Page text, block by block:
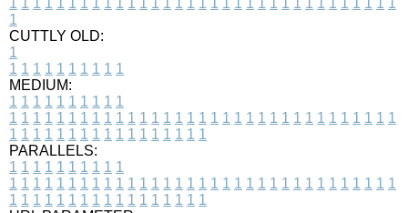
1
CUTTLY OLD:
1
1 1 1 1 1 1 1 1 1 1
MEDIUM:
1 1 1 1 1 1 1 1 1 1
1 1 1 1 1 1 1 1 1 1 1 1 1 1 1 1 1 1 1 1 1 1 1 1 1 1 1 1 1 1 1 1 1
1 1 1 1 1 1 1 1 1 1 1 1 1 1 1 1 1
PARALLELS:
1 1 1 1 1 1 1 1 1 1
1 1 1 1 1 1 1 1 1 1 1 1 1 1 1 1 1 1 1 1 1 1 1 1 1 1 1 1 1 1 1 1 1
1 1 1 1 1 1 1 1 1 1 1 1 1 1 1 1 1